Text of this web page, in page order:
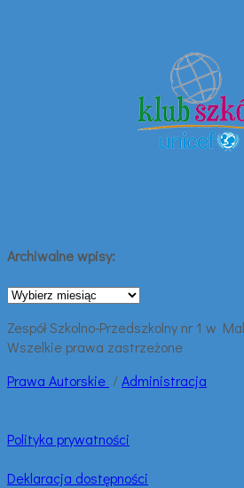
Archiwalne wpisy:
Archiwalne
Zespół Szkolno-Przedszkolny nr 1 w
Wszelkie prawa zastrzeżone
Prawa Autorskie /Administracja
Polityka prywatności
Deklaracja dostępności